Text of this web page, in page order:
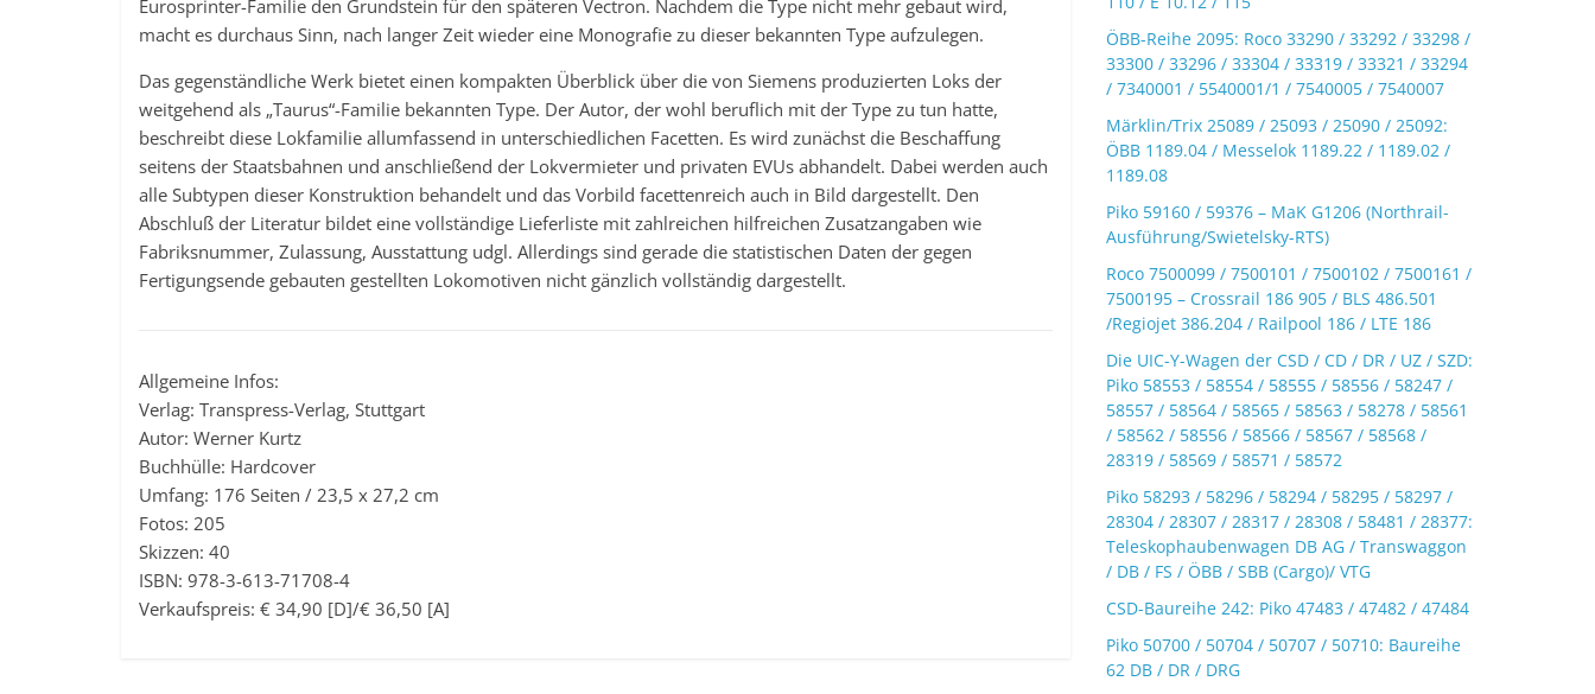
Eurosprinter-Familie den Grundstein für den späteren Vectron. Nachdem die Type nicht mehr gebaut wird,
macht es durchaus Sinn, nach langer Zeit wieder eine Monografie zu dieser bekannten Type aufzulegen.
Das gegenständliche Werk bietet einen kompakten Überblick über die von Siemens produzierten Loks der
weitgehend als „Taurus“-Familie bekannten Type. Der Autor, der wohl beruflich mit der Type zu tun hatte,
beschreibt diese Lokfamilie allumfassend in unterschiedlichen Facetten. Es wird zunächst die Beschaffung
seitens der Staatsbahnen und anschließend der Lokvermieter und privaten EVUs abhandelt. Dabei werden auch
alle Subtypen dieser Konstruktion behandelt und das Vorbild facettenreich auch in Bild dargestellt. Den
Abschluß der Literatur bildet eine vollständige Lieferliste mit zahlreichen hilfreichen Zusatzangaben wie
Fabriksnummer, Zulassung, Ausstattung udgl. Allerdings sind gerade die statistischen Daten der gegen
Fertigungsende gebauten gestellten Lokomotiven nicht gänzlich vollständig dargestellt.
Allgemeine Infos:
Verlag: Transpress-Verlag, Stuttgart
Autor: Werner Kurtz
Buchhülle: Hardcover
Umfang: 176 Seiten / 23,5 x 27,2 cm
Fotos: 205
Skizzen: 40
ISBN: 978-3-613-71708-4
Verkaufspreis: € 34,90 [D]/€ 36,50 [A]
ÖBB-Reihe 2095: Roco 33290 / 33292 / 33298 /
33300 / 33296 / 33304 / 33319 / 33321 / 33294
/ 7340001 / 5540001/1 / 7540005 / 7540007
Märklin/Trix 25089 / 25093 / 25090 / 25092:
ÖBB 1189.04 / Messelok 1189.22 / 1189.02 /
1189.08
Piko 59160 / 59376 – MaK G1206 (Northrail-
Ausführung/Swietelsky-RTS)
Roco 7500099 / 7500101 / 7500102 / 7500161 /
7500195 – Crossrail 186 905 / BLS 486.501
/Regiojet 386.204 / Railpool 186 / LTE 186
Die UIC-Y-Wagen der CSD / CD / DR / UZ / SZD:
Piko 58553 / 58554 / 58555 / 58556 / 58247 /
58557 / 58564 / 58565 / 58563 / 58278 / 58561
/ 58562 / 58556 / 58566 / 58567 / 58568 /
28319 / 58569 / 58571 / 58572
Piko 58293 / 58296 / 58294 / 58295 / 58297 /
28304 / 28307 / 28317 / 28308 / 58481 / 28377:
Teleskophaubenwagen DB AG / Transwaggon
/ DB / FS / ÖBB / SBB (Cargo)/ VTG
CSD-Baureihe 242: Piko 47483 / 47482 / 47484
Piko 50700 / 50704 / 50707 / 50710: Baureihe
62 DB / DR / DRG